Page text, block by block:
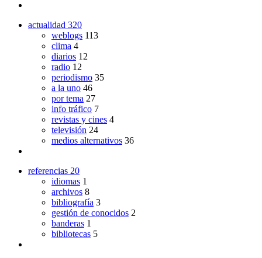
actualidad 320
weblogs 113
clima 4
diarios 12
radio 12
periodismo 35
a la uno 46
por tema 27
info tráfico 7
revistas y cines 4
televisión 24
medios alternativos 36
referencias 20
idiomas 1
archivos 8
bibliografía 3
gestión de conocidos 2
banderas 1
bibliotecas 5